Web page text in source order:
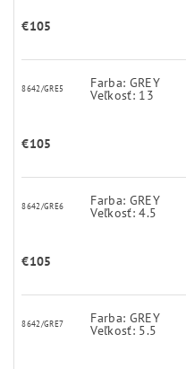
€105
8642/GRE5 Farba: GREY
Veľkosť: 13
€105
8642/GRE6 Farba: GREY
Veľkosť: 4.5
€105
8642/GRE7 Farba: GREY
Veľkosť: 5.5